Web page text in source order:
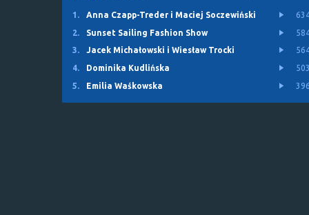
1. Anna Czapp-Treder i Maciej Soczewiński
2.
Sunset Sailing Fashion Show
3.
Jacek Michałowski i Wiesław Trocki
4.
Dominika Kudlińska
5.
Emilia Waśkowska